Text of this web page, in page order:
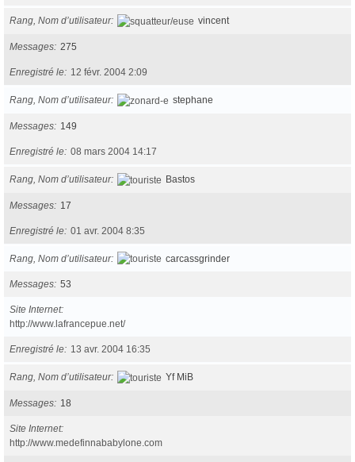
Rang, Nom d’utilisateur vincent
Messages 275
Enregistré le 12 févr. 2004 2:09
Rang, Nom d’utilisateur stephane
Messages 149
Enregistré le 08 mars 2004 14:17
Rang, Nom d’utilisateur Bastos
Messages 17
Enregistré le 01 avr. 2004 8:35
Rang, Nom d’utilisateur carcassgrinder
Messages 53
Site Internet
http://www.lafrancepue.net/
Enregistré le 13 avr. 2004 16:35
Rang, Nom d’utilisateur Yf MiB
Messages 18
Site Internet
http://www.medefinnababylone.com